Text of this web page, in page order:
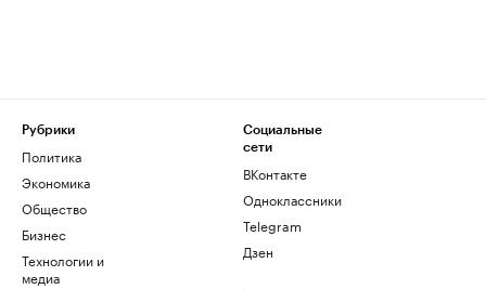
Рубрики
Политика
Экономика
Общество
Бизнес
Технологии и
медиа
Социальные
сети
ВКонтакте
Одноклассники
Telegram
Дзен